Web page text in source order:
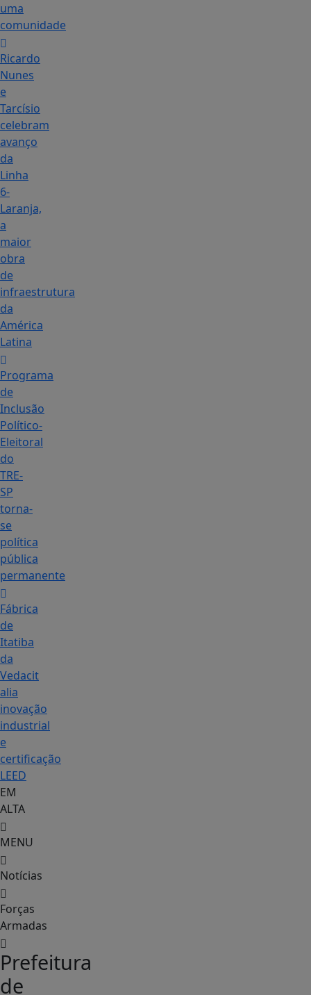
uma
comunidade
Ricardo
Nunes
e
Tarcísio
celebram
avanço
da
Linha
6-
Laranja,
a
maior
obra
de
infraestrutura
da
América
Latina
Programa
de
Inclusão
Político-
Eleitoral
do
TRE-
SP
torna-
se
política
pública
permanente
Fábrica
de
Itatiba
da
Vedacit
alia
inovação
industrial
e
certificação
LEED
EM
ALTA
MENU
Notícias
Forças
Armadas
Prefeitura
de